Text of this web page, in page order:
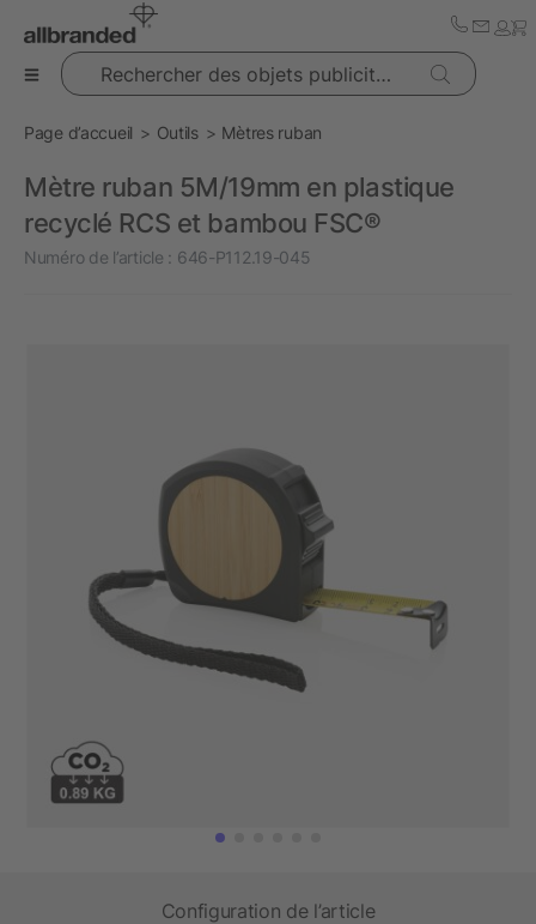
Rechercher des objets publicitaires
Page d’accueil Outils Mètres ruban
Mètre ruban 5M/19mm en plastique
recyclé RCS et bambou FSC®
Numéro de l’article : 646-P112.19-045
Configuration de l’article